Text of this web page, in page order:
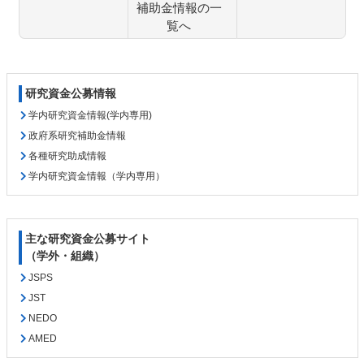
補助金情報の一
覧へ
頭
へ
研究資金公募情報
学内研究資金情報(学内専用)
政府系研究補助金情報
各種研究助成情報
学内研究資金情報（学内専用）
主な研究資金公募サイト
（学外・組織）
JSPS
JST
NEDO
AMED